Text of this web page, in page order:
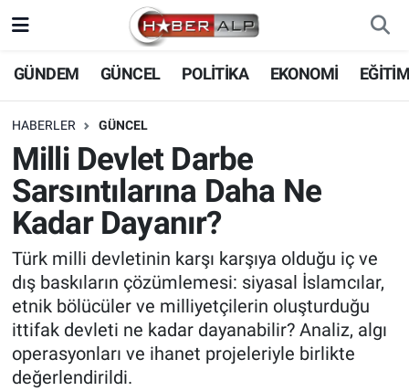
GÜNDEM GÜNCEL POLİTİKA EKONOMİ
HABERLER GÜNCEL
Milli Devlet Darbe
Sarsıntılarına Daha Ne
Kadar Dayanır?
Türk milli devletinin karşı karşıya olduğu iç ve
dış baskıların çözümlemesi: siyasal İslamcılar,
etnik bölücüler ve milliyetçilerin oluşturduğu
ittifak devleti ne kadar dayanabilir? Analiz, algı
operasyonları ve ihanet projeleriyle birlikte
değerlendirildi.
Nöbetçi Eczaneler
Hava Durumu
Trafik Durumu
Süper Lig Puan Durumu ve Fikstür
Tüm Manşetler
Son Dakika Haberleri
Haber Arşivi